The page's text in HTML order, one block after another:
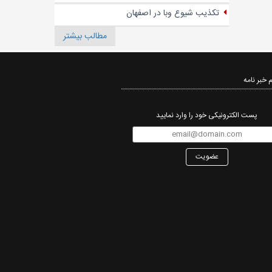
تکذیب شیوع وبا در اصفهان
مطالب بیشتر
خبر نامه‌
پست الکترونیکی خود را وارد نمایید
عضویت